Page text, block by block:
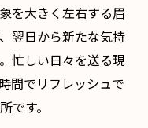
を大きく左右する眉
翌日から新たな気持
忙しい日々を送る現
間でリフレッシュで
です。